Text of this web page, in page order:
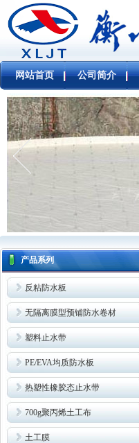
网站首页 公司简介
产品系列
反粘防水板
无隔离膜型预铺防水卷材
塑料止水带
PE/EVA均质防水板
热塑性橡胶态止水带
700g聚丙烯土工布
土工膜